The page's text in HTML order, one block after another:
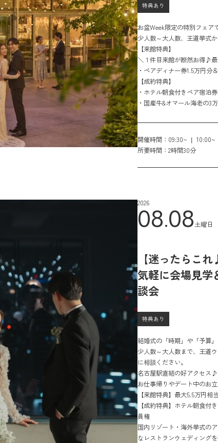
特典あり
お盆Week限定の特別フェア
少人数～大人数、王道挙式
【来館特典】
＼１件目来館が断然お得♪
・ペアディナー券1.5万円分
・さらに１件目来館限定で
【成約特典】
・ホテル朝食付きペア宿泊
・国産牛&オマール海老の3
開催時間： 09:30~ 10:00~
所要時間： 2時間30分
2026
08.08土曜日
【迷ったらこ
気軽に会場見学
談会
特典あり
結婚式の「時期」や「予算
少人数～大人数まで、王道
に相談ください。
名古屋駅直結の好アクセス♪
お仕事帰りやデート中のお
【来館特典】最大5.5万円相
【成約特典】ホテル朝食付
員権
国内リゾート・海外挙式の
なレストランウェディングを